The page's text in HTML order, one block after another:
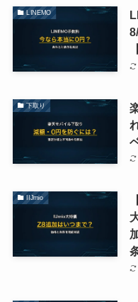
LINEMO
下取り
IIJmio